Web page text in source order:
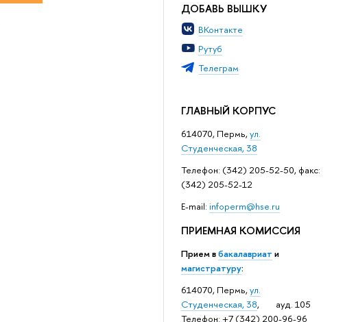
ДОБАВЬ ВЫШКУ
ВКонтакте
Рутуб
Телеграм
ГЛАВНЫЙ КОРПУС
614070, Пермь,ул.
Студенческая, 38
Телефон: (342) 205-52-50, факс:
(342) 205-52-12
Е-mail: infoperm@hse.ru
ПРИЕМНАЯ КОМИССИЯ
Прием вбакалавриат и
магистратуру:
614070, Пермь,ул.
Студенческая, 38, ауд. 105
Телефон: +7 (342) 200-96-96